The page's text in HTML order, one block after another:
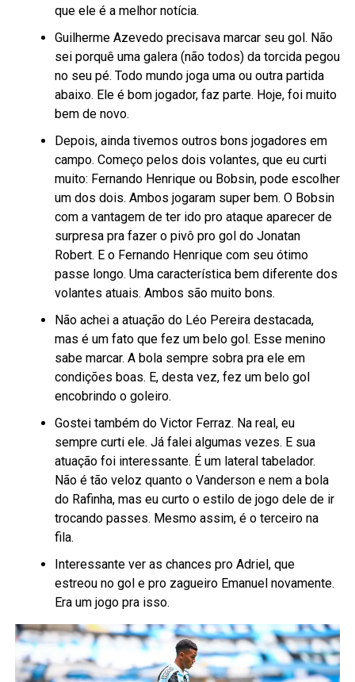
que ele é a melhor notícia.
Guilherme Azevedo precisava marcar seu gol. Não
sei porquê uma galera (não todos) da torcida pegou
no seu pé. Todo mundo joga uma ou outra partida
abaixo. Ele é bom jogador, faz parte. Hoje, foi muito
bem de novo.
Depois, ainda tivemos outros bons jogadores em
campo. Começo pelos dois volantes, que eu curti
muito: Fernando Henrique ou Bobsin, pode escolher
um dos dois. Ambos jogaram super bem. O Bobsin
com a vantagem de ter ido pro ataque aparecer de
surpresa pra fazer o pivô pro gol do Jonatan
Robert. E o Fernando Henrique com seu ótimo
passe longo. Uma característica bem diferente dos
volantes atuais. Ambos são muito bons.
Não achei a atuação do Léo Pereira destacada,
mas é um fato que fez um belo gol. Esse menino
sabe marcar. A bola sempre sobra pra ele em
condições boas. E, desta vez, fez um belo gol
encobrindo o goleiro.
Gostei também do Victor Ferraz. Na real, eu
sempre curti ele. Já falei algumas vezes. E sua
atuação foi interessante. É um lateral tabelador.
Não é tão veloz quanto o Vanderson e nem a bola
do Rafinha, mas eu curto o estilo de jogo dele de ir
trocando passes. Mesmo assim, é o terceiro na
fila.
Interessante ver as chances pro Adriel, que
estreou no gol e pro zagueiro Emanuel novamente.
Era um jogo pra isso.